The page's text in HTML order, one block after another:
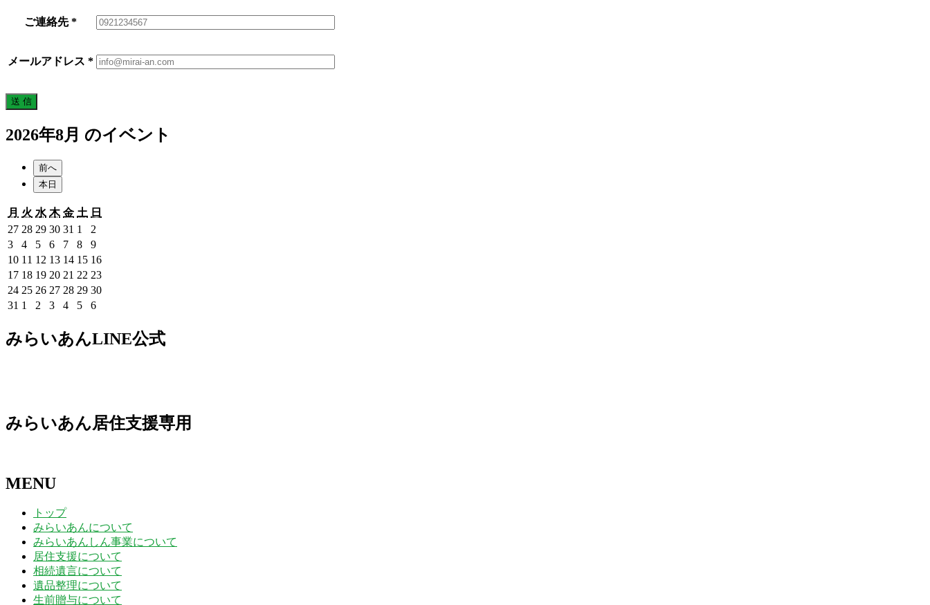
ご連絡先*
メールアドレス *
2026年8月 のイベント
前へ
本日
月 月
曜
日
火 火
曜
日
水 水
曜
日
木木
曜
日
金金
曜
日
土 土
曜
日
日
272026
年
7
月
27
日
282026
年
7
月
28
日
292026
年
7
月
29
日
302026
年
7
月
30
日
31 2026
年
7
月
31
日
1
2026
年
8
月
1
日
2
年
8
月
2
日
32026
年
8
月
3
日
42026
年
8
月
4
日
52026
年
8
月
5
日
62026
年
8
月
6
日
72026
年
8
月
7
日
82026
年
8
月
8
日
92026
年
8
月
9
日
102026
年
8
月
10
11 2026
年
8
月
11
12 2026
年
8
月
12
132026
年
8
月
13
142026
年
8
月
14
152026
年
8
月
15
162026
8
172026
年
8
日
182026
年
8
日
192026
年
8
日
202026
年
日
21 2026
年
8
日
22 2026
年
8
日
232026
年
日
242026
年
月
24
252026
年
25
262026
年
26
272026
年
月
27
282026
年
月
28
292026
年
29
302026
30
31 2026
月
1
2026
9
月
2 2026
9
月
32026
月
42026
9
月
52026
9
月
62026
9
月
みらいあんLINE公式
みらいあん居住支援専用
MENU
トップ
みらいあんについて
みらいあんしん事業について
居住支援について
相続遺言について
遺品整理について
生前贈与について